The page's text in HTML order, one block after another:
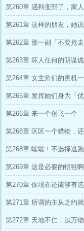
第260章 遇到变態了，家
第261章 这样的朋友，她
第262章 那一副「不要抢
第263章 坏人任何的阴谋
第264章 女主角们的灵机
第265章 发挥她们身为「
第266章 来一个创飞一个
第268章 区区一个猎物，
第268章 嚯嚯！不选择逃
第269章 这是必要的牺牲啊
第270章 你现在还能够有
第271章 所谓的主从之约
第272章 天地不仁，以万